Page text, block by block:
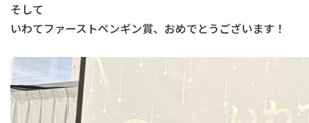
そして
いわてファーストペンギン賞、おめでとうございます！